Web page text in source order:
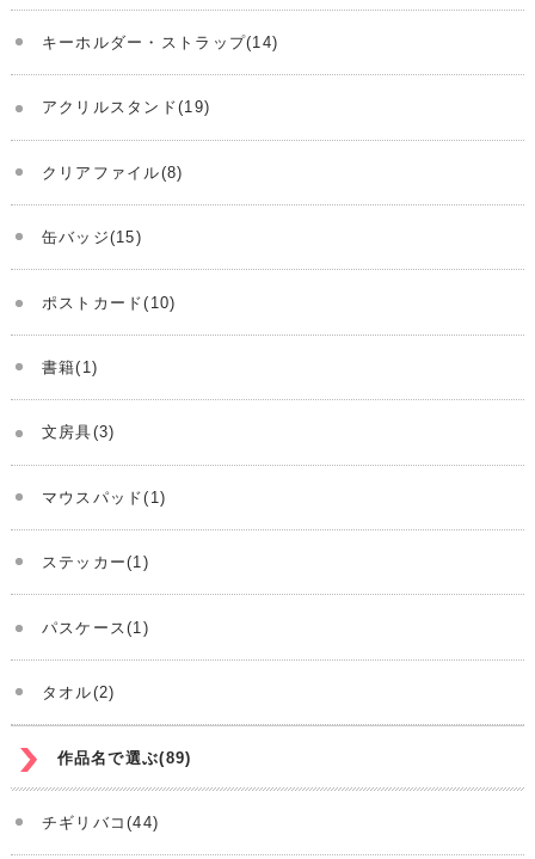
キーホルダー・ストラップ(14)
アクリルスタンド(19)
クリアファイル(8)
缶バッジ(15)
ポストカード(10)
書籍(1)
文房具(3)
マウスパッド(1)
ステッカー(1)
パスケース(1)
タオル(2)
作品名で選ぶ(89)
チギリバコ(44)